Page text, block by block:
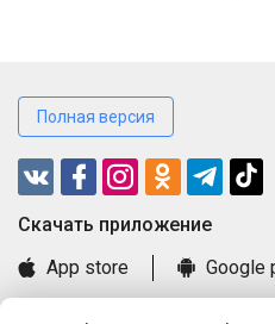
Полная версия
Cкачать приложение
App store
Google